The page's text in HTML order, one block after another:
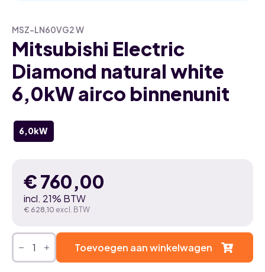
MSZ-LN60VG2 W
Mitsubishi Electric
Diamond natural white
6,0kW airco binnenunit
6,0kW
€760,00
incl. 21% BTW
€ 628,10 excl. BTW
Mitsubishi
Electric
Diamond
natural
Toevoegen aan winkelwagen